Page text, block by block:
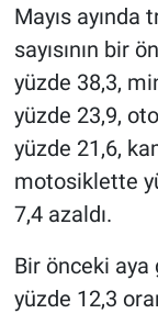
Mayıs ayında
sayısının bir
yüzde 38,3,
yüzde 23,9,
yüzde 21,6,
motosiklette
7,4 azaldı.
Bir önceki aya
yüzde 12,3